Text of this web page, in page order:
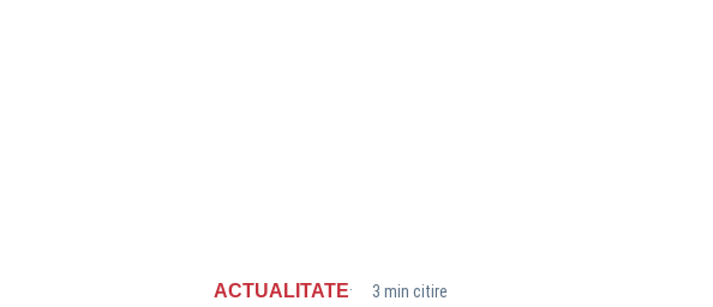
ACTUALITATE· 3 min citire